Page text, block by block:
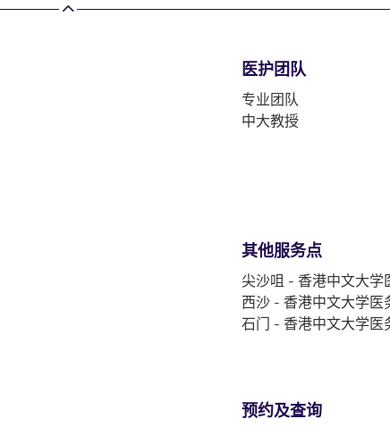
医护团队
专业团队
中大教授
其他服务点
尖沙咀 - 香港中文大学
西沙 - 香港中文大学医
石门 - 香港中文大学医
预约及查询